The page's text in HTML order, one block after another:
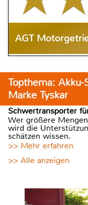
AGT
Topthema: Akku-
Marke Tyskar
Schwertransporter
Wer größere
wird die
schätzen wissen.
>> Mehr erfahren
>> Alle anzeigen